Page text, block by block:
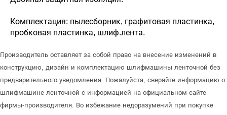
Комплектация: пылесборник, графитовая пластинка,
пробковая пластинка, шлиф.лента.
Производитель оставляет за собой право на внесение изменений в
конструкцию, дизайн и комплектацию шлифмашины ленточной без
предварительного уведомления. Пожалуйста, сверяйте информацию о
шлифмашине ленточной с информацией на официальном сайте
фирмы-производителя. Во избежание недоразумений при покупке